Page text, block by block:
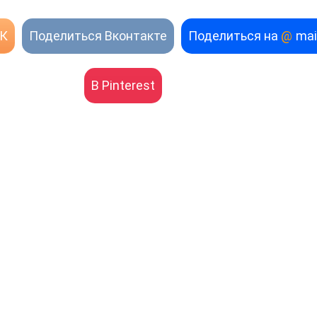
Поделиться Вконтакте Поделиться на @
В Pinterest